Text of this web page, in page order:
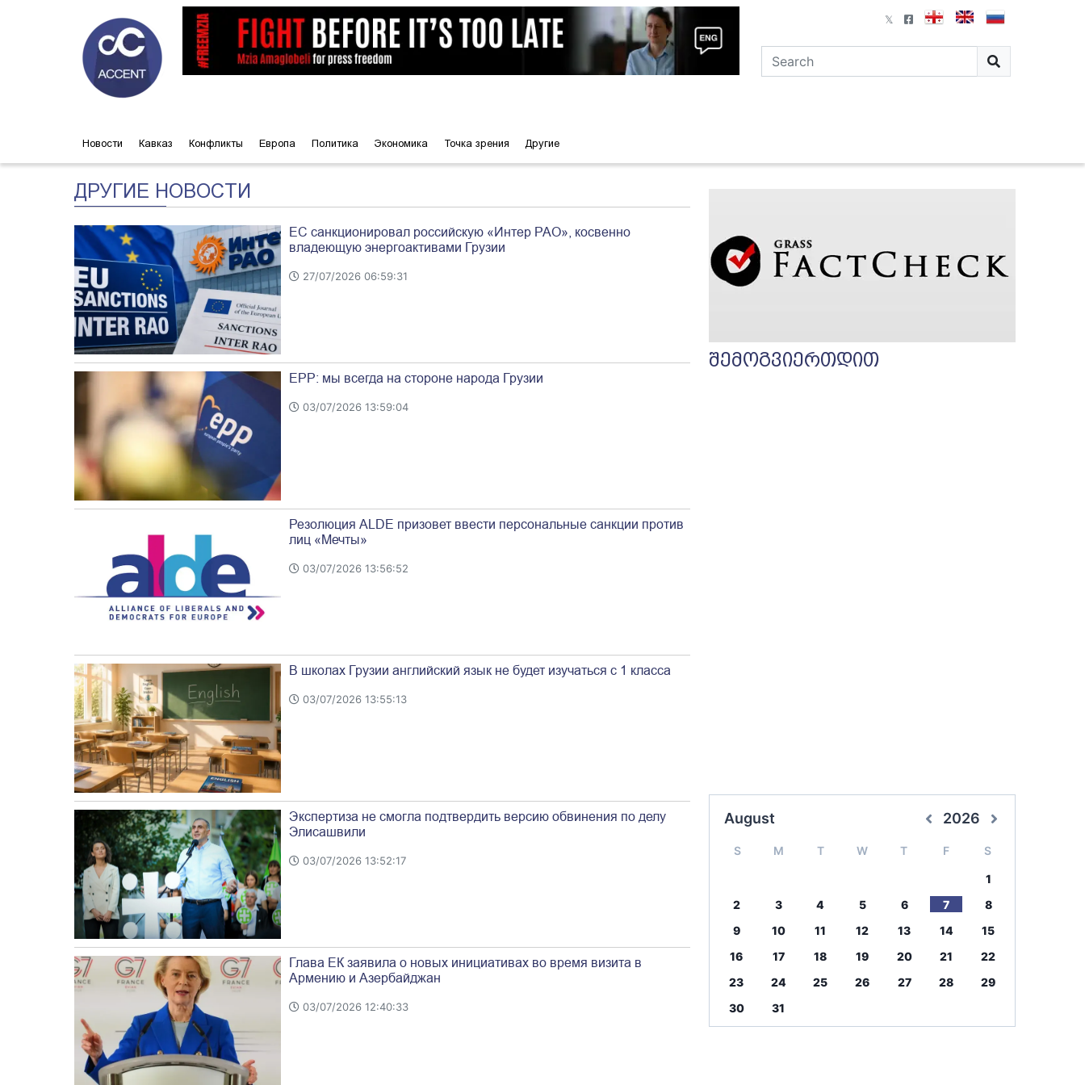
Новости Кавказ Конфликты Европа Политика Экономика Точка зрения Другие
ДРУГИЕ НОВОСТИ
ЕС санкционировал российскую «Интер РАО», косвенно
владеющую энергоактивами Грузии
27/07/2026 06:59:31
EPP: мы всегда на стороне народа Грузии
03/07/2026 13:59:04
Резолюция ALDE призовет ввести персональные санкции против
лиц «Мечты»
03/07/2026 13:56:52
В школах Грузии английский язык не будет изучаться с 1 класса
03/07/2026 13:55:13
Экспертиза не смогла подтвердить версию обвинения по делу
Элисашвили
03/07/2026 13:52:17
Глава ЕК заявила о новых инициативах во время визита в
Армению и Азербайджан
03/07/2026 12:40:33
შემოგვიერთდით
August 2026
S M T W T F S
1
2
3 4 5 6 7
8
9
10 11 12 13 14
15
16
17 18 19 20 21
22
23
24 25 26 27 28
29
30
31